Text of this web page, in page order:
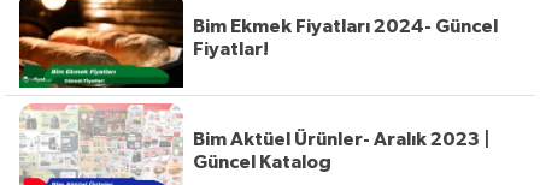
Bim Ekmek Fiyatları 2024- Güncel
Fiyatlar!
Bim Aktüel Ürünler- Aralık 2023 |
Güncel Katalog